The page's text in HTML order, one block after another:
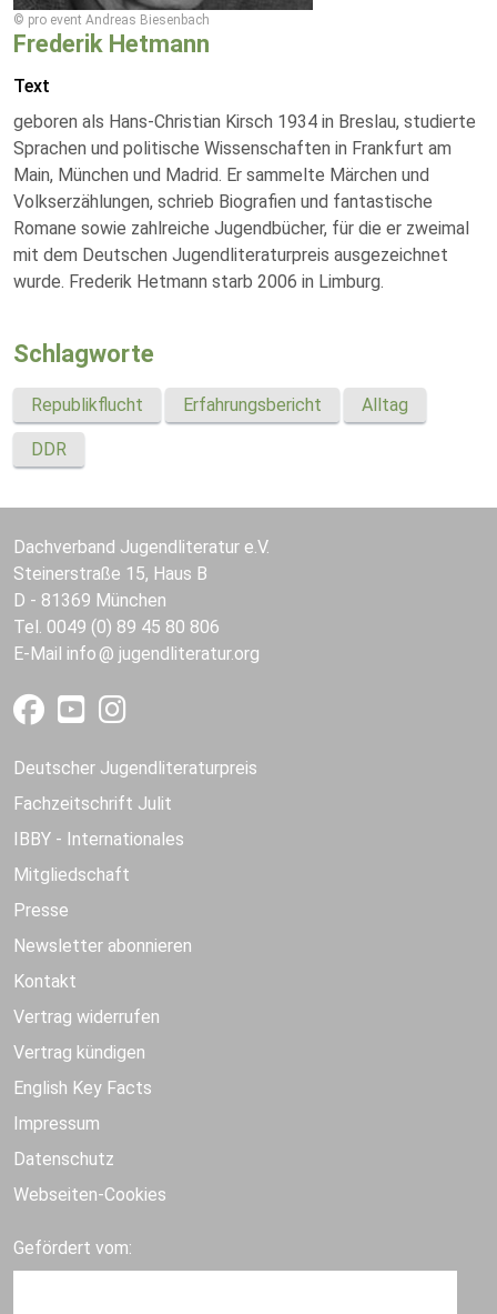
© pro event Andreas Biesenbach
Frederik Hetmann
Text
geboren als Hans-Christian Kirsch 1934 in Breslau, studierte
Sprachen und politische Wissenschaften in Frankfurt am
Main, München und Madrid. Er sammelte Märchen und
Volkserzählungen, schrieb Biografien und fantastische
Romane sowie zahlreiche Jugendbücher, für die er zweimal
mit dem Deutschen Jugendliteraturpreis ausgezeichnet
wurde. Frederik Hetmann starb 2006 in Limburg.
Schlagworte
Republikflucht Erfahrungsbericht Alltag
DDR
Dachverband Jugendliteratur e.V.
Steinerstraße 15, Haus B
D - 81369 München
Tel. 0049 (0) 89 45 80 806
E-Mail info jugendliteratur.org
Deutscher Jugendliteraturpreis
Fachzeitschrift Julit
IBBY - Internationales
Mitgliedschaft
Presse
Newsletter abonnieren
Kontakt
Vertrag widerrufen
Vertrag kündigen
English Key Facts
Impressum
Datenschutz
Webseiten-Cookies
Gefördert vom: